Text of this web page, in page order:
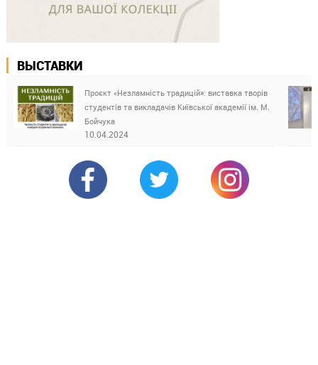
ВЫСТАВКИ
Проєкт «Незламність традицій»: виставка творів
студентів та викладачів Київської академії ім. М.
Бойчука
10.04.2024